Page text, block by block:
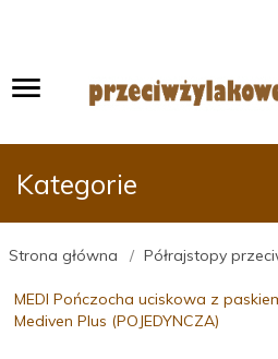
Kategorie
Strona główna Półrajstopy
MEDI Pończocha uciskowa z
Mediven Plus (POJEDYNCZA)